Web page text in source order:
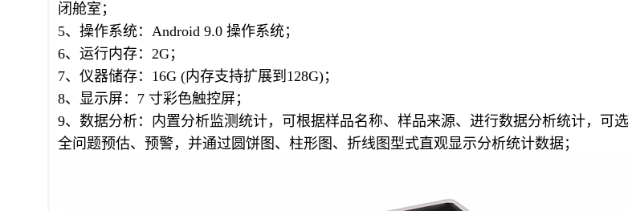
闭舱室；
5、操作系统：Android 9.0 操作系统；
6、运行内存：2G；
7、仪器储存：16G (内存支持扩展到128G)；
8、显示屏：7 寸彩色触控屏；
9、数据分析：内置分析监测统计，可根据样品名称、样品来源、进行数据分析统计，可
全问题预估、预警，并通过圆饼图、柱形图、折线图型式直观显示分析统计数据；